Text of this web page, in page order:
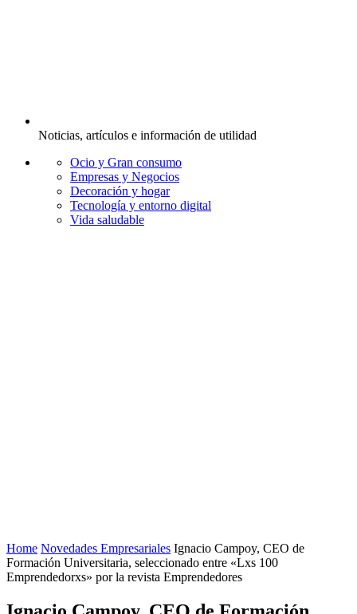
Noticias, artículos e información de utilidad
Ocio y Gran consumo
Empresas y Negocios
Decoración y hogar
Tecnología y entorno digital
Vida saludable
Home Novedades Empresariales Ignacio Campoy, CEO de
Formación Universitaria, seleccionado entre «Lxs 100
Emprendedorxs» por la revista Emprendedores